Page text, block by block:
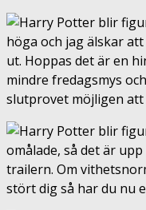
höga och jag älskar
ut. Hoppas det är en
mindre fredagsmys
slutprovet möjligen att
omålade, så det är
trailern. Om
stört dig så har du nu